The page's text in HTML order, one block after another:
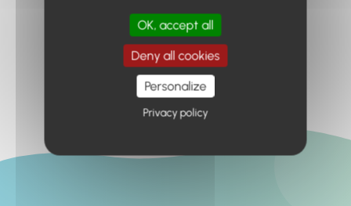
Retour à l'accueil
OK, accept all
Deny all cookies
Personalize
Privacy policy